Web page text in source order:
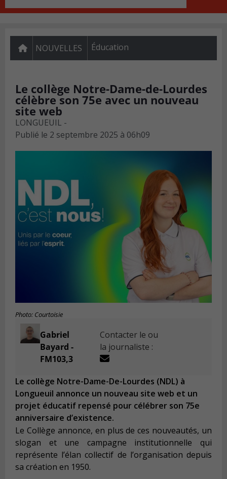
NOUVELLES Éducation
Le collège Notre-Dame-de-Lourdes
célèbre son 75e avec un nouveau
site web
LONGUEUIL -
Publié le 2 septembre 2025 à 06h09
Photo: Courtoisie
Gabriel
Bayard -
FM103,3
Contacter le ou
la journaliste :
Le collège Notre-Dame-De-Lourdes (NDL) à
Longueuil annonce un nouveau site web et un
projet éducatif repensé pour célébrer son 75e
anniversaire d’existence.
Le Collège annonce, en plus de ces nouveautés, un
slogan et une campagne institutionnelle qui
représente l’élan collectif de l’organisation depuis
sa création en 1950.